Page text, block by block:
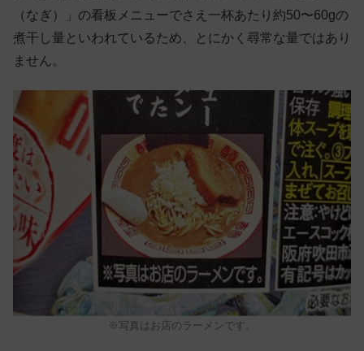
（なぎ）」の看板メニューでさえ一杯あたり約50〜60gの
煮干し量といわれているため、とにかく尋常な量ではあり
ません。
※写真はお店のラーメンです。